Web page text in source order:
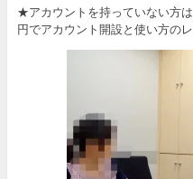
★アカウントを持っていない方
円でアカウント開設と使い方の